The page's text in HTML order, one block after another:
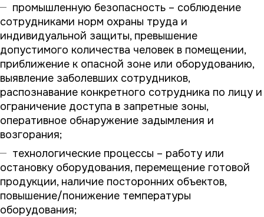
промышленную безопасность – соблюдение
сотрудниками норм охраны труда и
индивидуальной защиты, превышение
допустимого количества человек в помещении,
приближение к опасной зоне или оборудованию,
выявление заболевших сотрудников,
распознавание конкретного сотрудника по лицу и
ограничение доступа в запретные зоны,
оперативное обнаружение задымления и
возгорания;
технологические процессы – работу или
остановку оборудования, перемещение готовой
продукции, наличие посторонних объектов,
повышение/понижение температуры
оборудования;